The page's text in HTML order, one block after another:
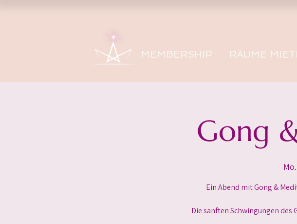
MEMBERSHIP RÄUME
Gong
Ein Abend mit Gong &
Die sanften Schwingungen des